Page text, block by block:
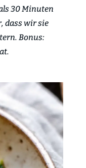
30 Minuten
dass wir sie
Bonus: